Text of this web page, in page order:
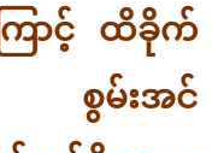
ြောင့် ထိခိုက်
စွမ်းအင်